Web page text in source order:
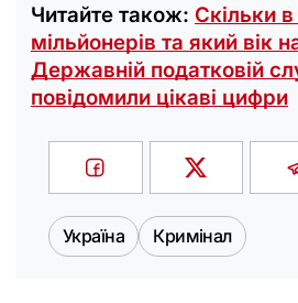
Читайте також: Скільки в
мільйонерів та який вік
Державній податковій
повідомили цікаві цифри
Україна Кримінал